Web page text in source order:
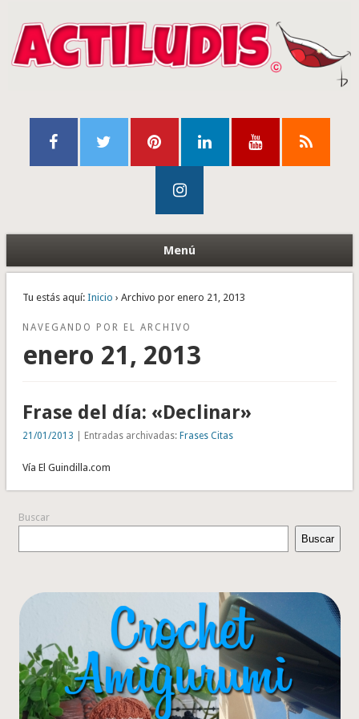
Menú
Tu estás aquí: Inicio › Archivo por enero 21, 2013
NAVEGANDO POR EL ARCHIVO
enero 21, 2013
Frase del día: «Declinar»
21/01/2013 | Entradas archivadas: Frases Citas
Vía El Guindilla.com
Buscar
Buscar